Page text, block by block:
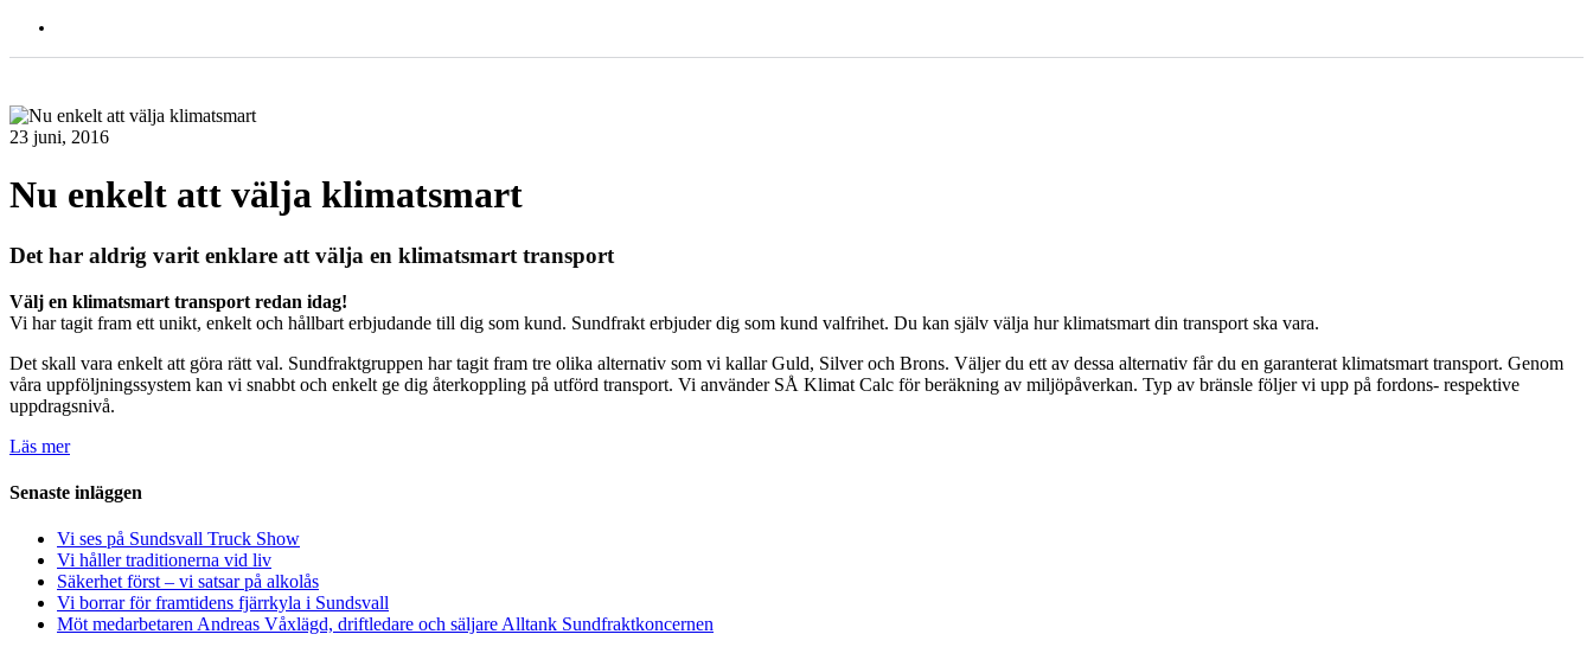
23 juni, 2016
Nu enkelt att välja klimatsmart
Det har aldrig varit enklare att välja en klimatsmart transport
Välj en klimatsmart transport redan idag!
Vi har tagit fram ett unikt, enkelt och hållbart erbjudande till dig som kund. Sundfrakt erbjuder dig som kund valfrihet. Du kan själv välja hur klimatsmart din transport ska vara.
Det skall vara enkelt att göra rätt val. Sundfraktgruppen har tagit fram tre olika alternativ som vi kallar Guld, Silver och Brons. Väljer du ett av dessa alternativ får du en garanterat klimatsmart transport. Genom
våra uppföljningssystem kan vi snabbt och enkelt ge dig återkoppling på utförd transport. Vi använder SÅ Klimat Calc för beräkning av miljöpåverkan. Typ av bränsle följer vi upp på fordons- respektive
uppdragsnivå.
Läs mer
Senaste inläggen
Vi ses på Sundsvall Truck Show
Vi håller traditionerna vid liv
Säkerhet först – vi satsar på alkolås
Vi borrar för framtidens fjärrkyla i Sundsvall
Möt medarbetaren Andreas Våxlägd, driftledare och säljare Alltank Sundfraktkoncernen